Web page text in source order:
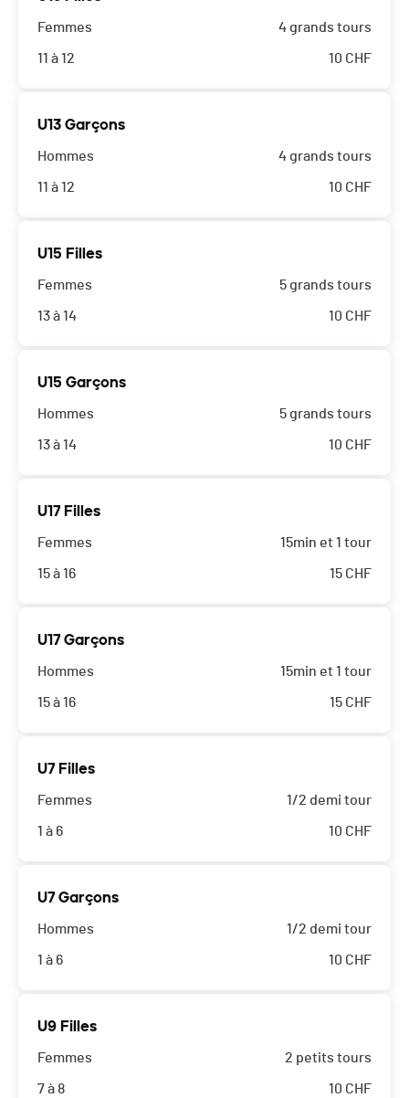
Femmes
11 à 12
4 grands tours
10 CHF
U13 Garçons
Hommes
11 à 12
4 grands tours
10 CHF
U15 Filles
Femmes
13 à 14
5 grands tours
10 CHF
U15 Garçons
Hommes
13 à 14
5 grands tours
10 CHF
U17 Filles
Femmes
15 à 16
15min et 1 tour
15 CHF
U17 Garçons
Hommes
15 à 16
15min et 1 tour
15 CHF
U7 Filles
Femmes
1 à 6
1/2 demi tour
10 CHF
U7 Garçons
Hommes
1 à 6
1/2 demi tour
10 CHF
U9 Filles
Femmes
7 à 8
2 petits tours
10 CHF